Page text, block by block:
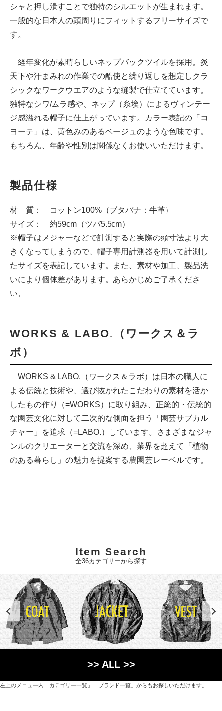
シャと押し潰すことで独特のシルエットが生まれます。
一般的な日本人の頭周りにフィットするフリーサイズで
す。
経年変化が素晴らしいネップバックツイルを採用。炎
天下や汗まみれの作業での酷使と繰り返しを想定しクラ
シックなワークウエアのような縫製で仕立てています。
独特なシワ/ムラ感や、ネップ（糸埃）によるヴィンテー
ジ感溢れる帽子に仕上がっています。カラー表記の「コ
ヨーテ」は、黄色みのあるベージュのような色味です。
もちろん、年齢や性別は関係なくお使いいただけます。
製品仕様
材 質： コットン100%（ブタバナ：牛革）
サイズ： 約59cm（ツバ5.5cm）
※帽子はメジャーなどで計測すると実際の頭寸法より大
きくなってしまうので、帽子専用計測器を用いて計測し
たサイズを表記しています。また、素材や加工、製品洗
いにより個体差があります。あらかじめご了承くださ
い。
WORKS & LABO.（ワークス＆ラ
ボ）
WORKS & LABO.（ワークス＆ラボ）は日本の職人に
よる伝統と技術や、選び抜かれたこだわりの素材を活か
したもの作り（=WORKS）に取り組み、正統的・伝統的
な園芸文化に対して二次的な側面を担う「園芸サブカル
チャー」を追求（=LABO.）しています。さまざまなジャ
ンルのクリエーターと交流を深め、業界を超えて「植物
のある暮らし」の魅力を提案する農園芸レーベルです。
Item Search
全36カテゴリーから探す
>> ALL >>
左上のメニュー内「カテゴリー一覧」「ブランド一覧」からもお探しいただけます。